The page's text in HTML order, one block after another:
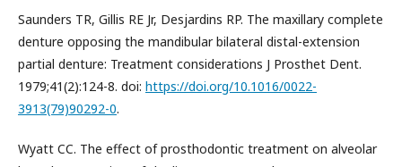
Saunders TR, Gillis RE Jr, Desjardins RP. The maxillary complete
denture opposing the mandibular bilateral distal-extension
partial denture: Treatment considerations J Prosthet Dent.
1979;41(2):124-8. doi: https://doi.org/10.1016/0022-
3913(79)90292-0.
Wyatt CC. The effect of prosthodontic treatment on alveolar